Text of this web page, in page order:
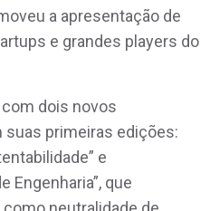
a apresentação de
e grandes players do
dois novos
primeiras edições:
e
Engenharia”, que